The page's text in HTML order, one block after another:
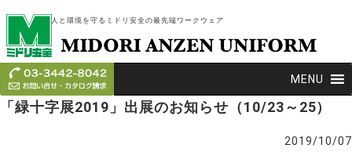
人と環境を守るミドリ安全の最先端ワークウェア
MENU
「緑十字展2019」出展のお知らせ（10/23～25）
2019/10/07